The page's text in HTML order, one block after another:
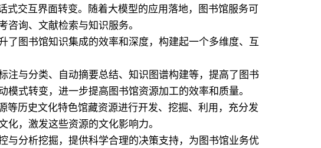
交互界面转变。随着大模型的应用落地，图书馆服务可
询、文献检索与知识服务。
图书馆知识集成的效率和深度，构建起一个多维度、互
与分类、自动摘要总结、知识图谱构建等，提高了图书
式转变，进一步提高图书馆资源加工的效率和质量。
历史文化特色馆藏资源进行开发、挖掘、利用，充分发
，激发这些资源的文化影响力。
分析挖掘，提供科学合理的决策支持，为图书馆业务优